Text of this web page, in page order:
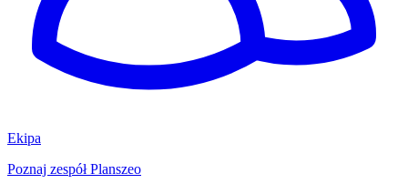
Ekipa
Poznaj zespół Planszeo